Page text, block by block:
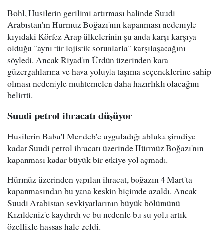
Bohl, Husilerin gerilimi artırması halinde Suudi
Arabistan'ın Hürmüz Boğazı'nın kapanması nedeniyle
kıyıdaki Körfez Arap ülkelerinin şu anda karşı karşıya
olduğu "aynı tür lojistik sorunlarla" karşılaşacağını
söyledi. Ancak Riyad'ın Ürdün üzerinden kara
güzergahlarına ve hava yoluyla taşıma seçeneklerine sahip
olması nedeniyle muhtemelen daha hazırlıklı olacağını
belirtti.
Suudi petrol ihracatı düşüyor
Husilerin Babu'l Mendeb'e uyguladığı abluka şimdiye
kadar Suudi petrol ihracatı üzerinde Hürmüz Boğazı'nın
kapanması kadar büyük bir etkiye yol açmadı.
Hürmüz üzerinden yapılan ihracat, boğazın 4 Mart'ta
kapanmasından bu yana keskin biçimde azaldı. Ancak
Suudi Arabistan sevkiyatlarının büyük bölümünü
Kızıldeniz'e kaydırdı ve bu nedenle bu su yolu artık
özellikle hassas hale geldi.